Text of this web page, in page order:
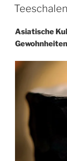
AM
Asiatische
Gewohnheiten